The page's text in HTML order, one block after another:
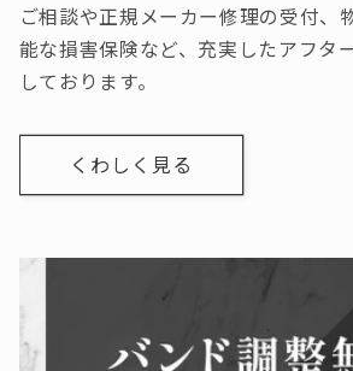
ご相談や正規メーカー修理の受付、
能な損害保険など、充実したアフタ
しております。
くわしく見る